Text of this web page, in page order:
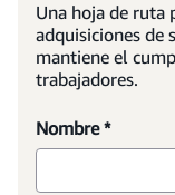
Una hoja de ruta
adquisiciones de
mantiene el
trabajadores.
Nombre *